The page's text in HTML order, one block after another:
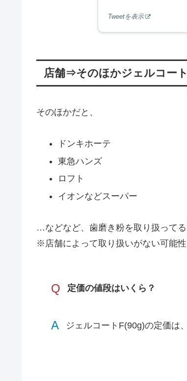
Tweetを表示
店舗⇒そのほかジェルコー
そのほかだと、
ドンキホーテ
東急ハンズ
ロフト
イオンなどスーパー
…などなど、歯磨き粉を取り扱って
※店舗によって取り扱いがない可能
Q 定価の値段はいくら？
A ジェルコートF(90g)の定価は